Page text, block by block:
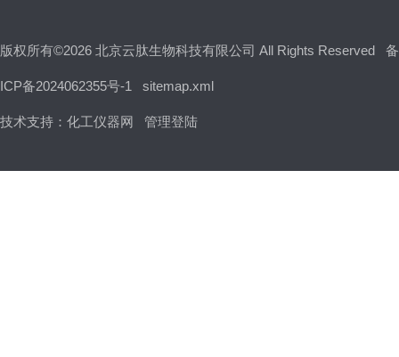
版权所有©2026 北京云肽生物科技有限公司 All Rights Reserved
ICP备2024062355号-1 sitemap.xml
技术支持： 化工仪器网 管理登陆